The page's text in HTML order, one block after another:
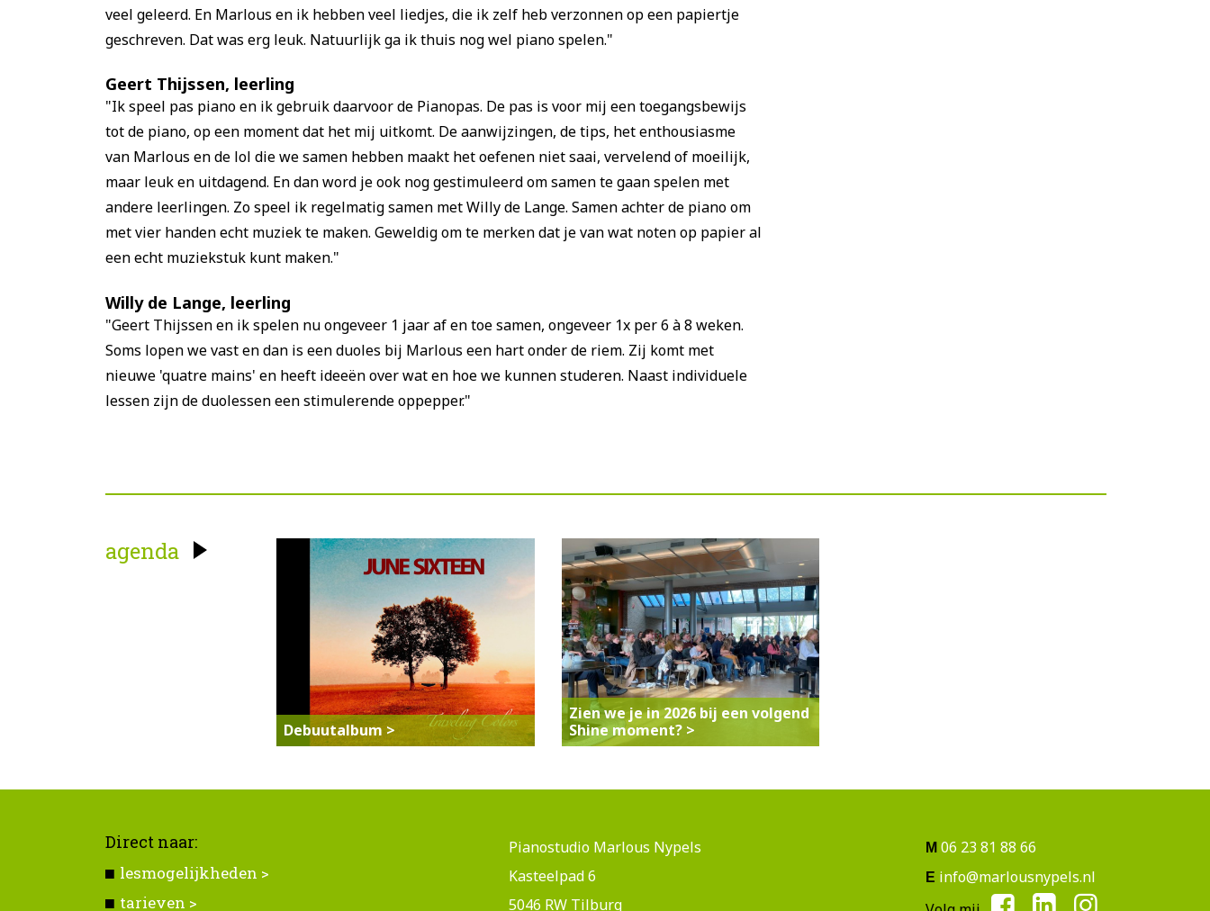
veel geleerd. En Marlous en ik hebben veel liedjes, die ik zelf heb verzonnen op een papiertje
geschreven. Dat was erg leuk. Natuurlijk ga ik thuis nog wel piano spelen."
Geert Thijssen, leerling
"Ik speel pas piano en ik gebruik daarvoor de Pianopas. De pas is voor mij een toegangsbewijs
tot de piano, op een moment dat het mij uitkomt. De aanwijzingen, de tips, het enthousiasme
van Marlous en de lol die we samen hebben maakt het oefenen niet saai, vervelend of moeilijk,
maar leuk en uitdagend. En dan word je ook nog gestimuleerd om samen te gaan spelen met
andere leerlingen. Zo speel ik regelmatig samen met Willy de Lange. Samen achter de piano om
met vier handen echt muziek te maken. Geweldig om te merken dat je van wat noten op papier al
een echt muziekstuk kunt maken."
Willy de Lange, leerling
"Geert Thijssen en ik spelen nu ongeveer 1 jaar af en toe samen, ongeveer 1x per 6 à 8 weken.
Soms lopen we vast en dan is een duoles bij Marlous een hart onder de riem. Zij komt met
nieuwe 'quatre mains' en heeft ideeën over wat en hoe we kunnen studeren. Naast individuele
lessen zijn de duolessen een stimulerende oppepper."
agenda
Debuutalbum >
Zien we je in 2026 bij een volgend
Shine moment? >
Direct naar:
lesmogelijkheden >
tarieven >
Pianostudio Marlous Nypels
Kasteelpad 6
5046 RW Tilburg
M 06 23 81 88 66
E info@marlousnypels.nl